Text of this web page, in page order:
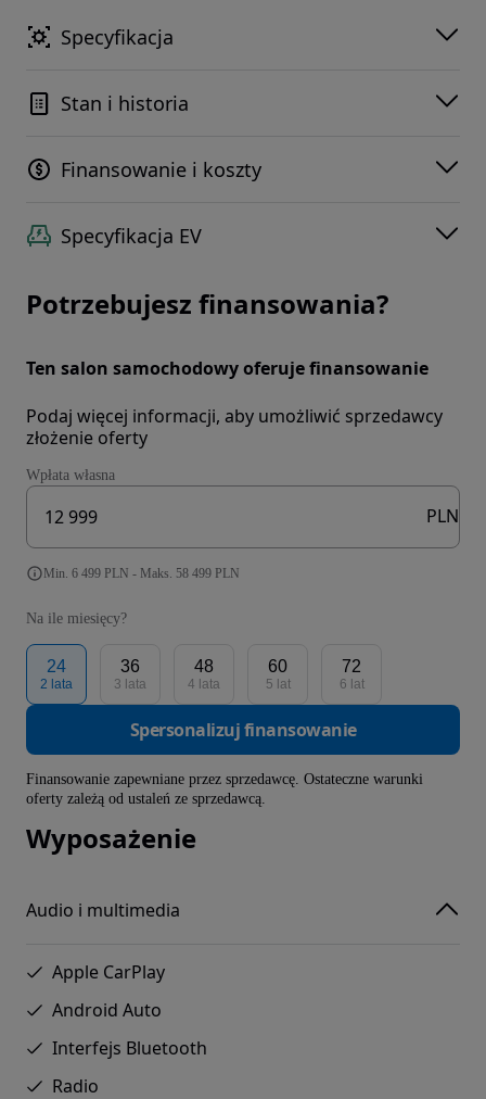
Specyfikacja
Stan i historia
Finansowanie i koszty
Specyfikacja EV
Potrzebujesz finansowania?
Ten salon samochodowy oferuje finansowanie
Podaj więcej informacji, aby umożliwić sprzedawcy
złożenie oferty
Wpłata własna
PLN
Min. 6 499 PLN - Maks. 58 499 PLN
Na ile miesięcy?
24
2 lata
36
3 lata
48
4 lata
60
5 lat
72
6 lat
Spersonalizuj finansowanie
Finansowanie zapewniane przez sprzedawcę. Ostateczne warunki
oferty zależą od ustaleń ze sprzedawcą.
Wyposażenie
Audio i multimedia
Apple CarPlay
Android Auto
Interfejs Bluetooth
Radio